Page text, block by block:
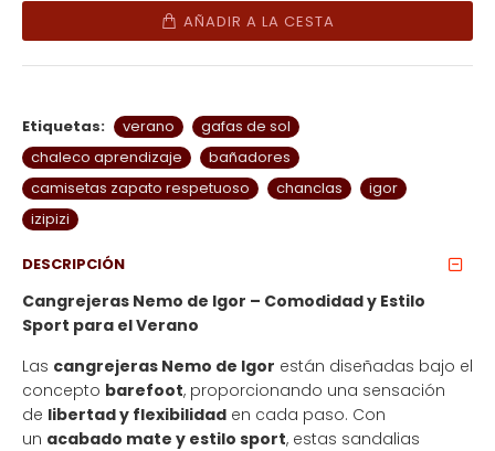
AÑADIR A LA CESTA
Etiquetas: verano
gafas de sol
chaleco aprendizaje
bañadores
camisetas zapato respetuoso
chanclas
igor
izipizi
DESCRIPCIÓN
Cangrejeras Nemo de Igor – Comodidad y Estilo
Sport para el Verano
Las cangrejeras Nemo de Igor están diseñadas bajo el
concepto barefoot, proporcionando una sensación
de libertad y flexibilidad en cada paso. Con
un acabado mate y estilo sport, estas sandalias